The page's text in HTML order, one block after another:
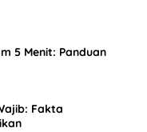
5 Menit: Panduan
Fakta